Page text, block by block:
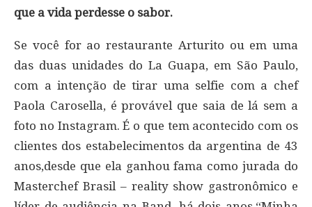
que a vida perdesse o sabor.
Se você for ao restaurante Arturito ou em uma
das duas unidades do La Guapa, em São Paulo,
com a intenção de tirar uma selfie com a chef
Paola Carosella, é provável que saia de lá sem a
foto no Instagram. É o que tem acontecido com os
clientes dos estabelecimentos da argentina de 43
anos,desde que ela ganhou fama como jurada do
Masterchef Brasil – reality show gastronômico e